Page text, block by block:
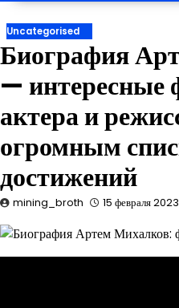
Uncategorised
Биография
— интересные
актера и
огромным
достижений
mining_broth 15 февраля 2023